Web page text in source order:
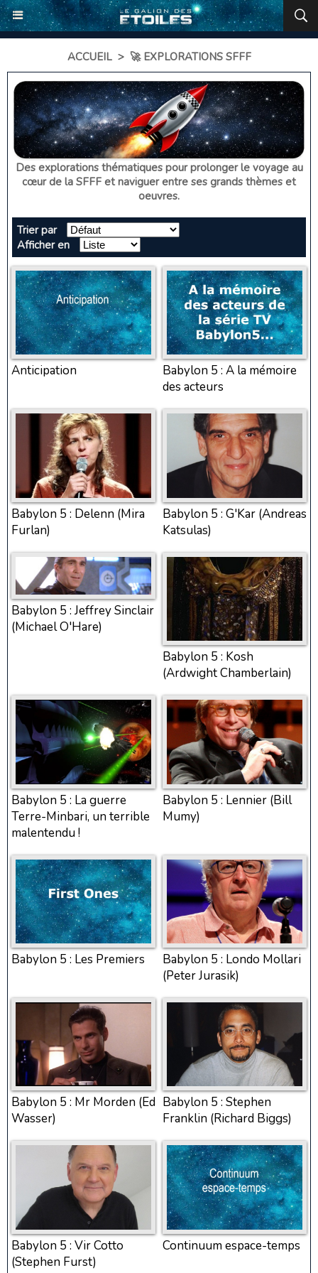
ACCUEIL > 🚀 EXPLORATIONS SFFF
Des explorations thématiques pour prolonger le voyage au
cœur de la SFFF et naviguer entre ses grands thèmes et
oeuvres.
Trier par
Afficher en
Anticipation
Babylon 5 : A la mémoire
des acteurs
Babylon 5 : Delenn (Mira
Furlan)
Babylon 5 : G'Kar (Andreas
Katsulas)
Babylon 5 : Jeffrey Sinclair
(Michael O'Hare)
Babylon 5 : Kosh
(Ardwight Chamberlain)
Babylon 5 : La guerre
Terre-Minbari, un terrible
malentendu !
Babylon 5 : Lennier (Bill
Mumy)
Babylon 5 : Les Premiers
Babylon 5 : Londo Mollari
(Peter Jurasik)
Babylon 5 : Mr Morden (Ed
Wasser)
Babylon 5 : Stephen
Franklin (Richard Biggs)
Babylon 5 : Vir Cotto
(Stephen Furst)
Continuum espace-temps